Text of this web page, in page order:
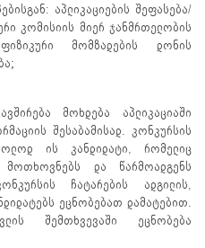
აპლიკაციების შეფასება/
კომისიის მიერ ჯანმრთელობის
მომზადების დონის
მოხდება აპლიკაციაში
შესაბამისად. კონკურსის
ის კანდიდატი, რომელიც
მოთხოვნებს და წარმოადგენს
ჩატარების ადგილის,
ეცნობებათ დამატებით.
შემთხვევაში ეცნობება